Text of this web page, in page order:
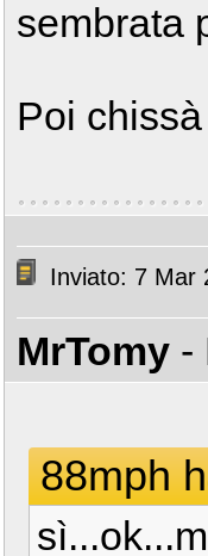
sembrata
Poi
Inviato: 7 Mar
MrTomy -
88mph